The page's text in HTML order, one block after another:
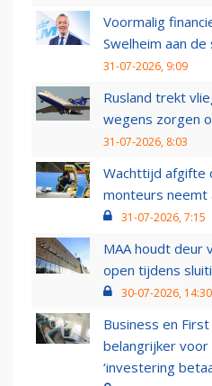
Voormalig
Swelheim aan de
31-07-2026, 9:09
Rusland trekt
wegens zorgen
31-07-2026, 8:03
Wachttijd afgifte
monteurs neemt
31-07-2026, 7:15
MAA houdt deur
open tijdens
30-07-2026, 14:30
Business en
belangrijker voor
‘investering